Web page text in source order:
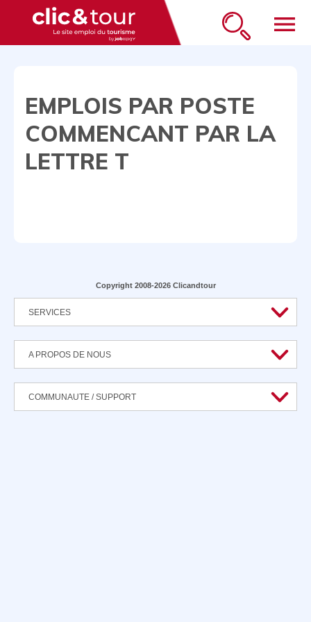
menu
EMPLOIS PAR POSTE
COMMENCANT PAR LA
LETTRE T
Copyright 2008-2026 Clicandtour
SERVICES
A PROPOS DE NOUS
COMMUNAUTE / SUPPORT